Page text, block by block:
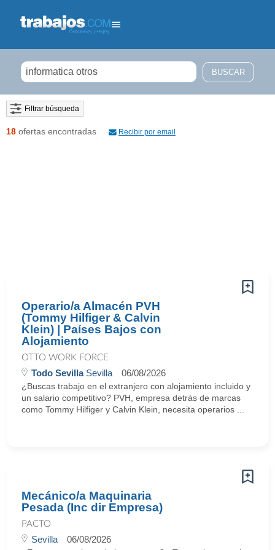
Filtrar búsqueda
18 ofertas encontradas Recibir por email
Operario/a Almacén PVH
(Tommy Hilfiger & Calvin
Klein) | Países Bajos con
Alojamiento
OTTO WORK FORCE
Todo SevillaSevilla 06/08/2026
¿Buscas trabajo en el extranjero con alojamiento incluido y
un salario competitivo? PVH, empresa detrás de marcas
como Tommy Hilfiger y Calvin Klein, necesita operarios ...
Mecánico/a Maquinaria
Pesada (Inc dir Empresa)
PACTO
Sevilla 06/08/2026